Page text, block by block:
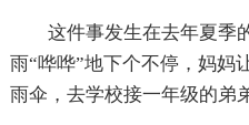
这件事发生在去年夏季
雨“哗哗”地下个不停，妈妈
雨伞，去学校接一年级的弟